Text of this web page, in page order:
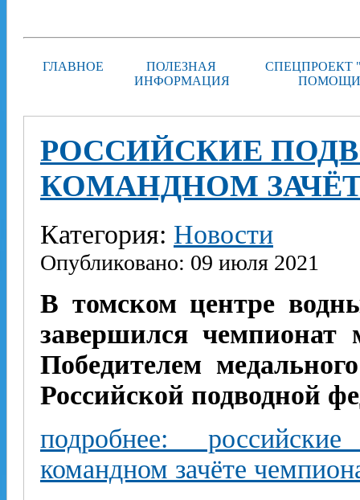
ГЛАВНОЕ
ПОЛЕЗНАЯ
ИНФОРМАЦИЯ
СПЕЦПРОЕКТ
РОССИЙСКИЕ
КОМАНДНОМ
Категория: Новости
Опубликовано: 09 июля 2021
В томском центре
завершился чемпионат
Победителем
Российской подводной
подробнее:
командном зачёте